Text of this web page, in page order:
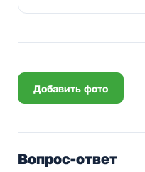
Добавить фото
Вопрос-ответ